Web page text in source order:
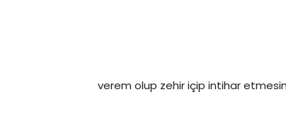
verem olup zehir içip intihar